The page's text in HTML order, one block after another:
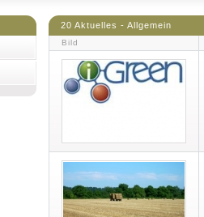
20 Aktuelles - Allgemein
Bild